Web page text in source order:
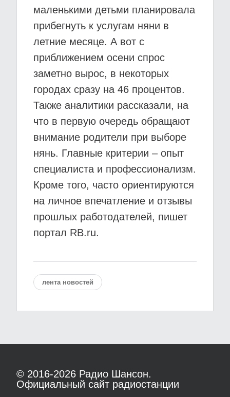
маленькими детьми планировала
прибегнуть к услугам няни в
летние месяце. А вот с
приближением осени спрос
заметно вырос, в некоторых
городах сразу на 46 процентов.
Также аналитики рассказали, на
что в первую очередь обращают
внимание родители при выборе
нянь. Главные критерии – опыт
специалиста и профессионализм.
Кроме того, часто ориентируются
на личное впечатление и отзывы
прошлых работодателей, пишет
портал RB.ru.
лента новостей
© 2016-2026 Радио Шансон.
Официальный сайт радиостанции